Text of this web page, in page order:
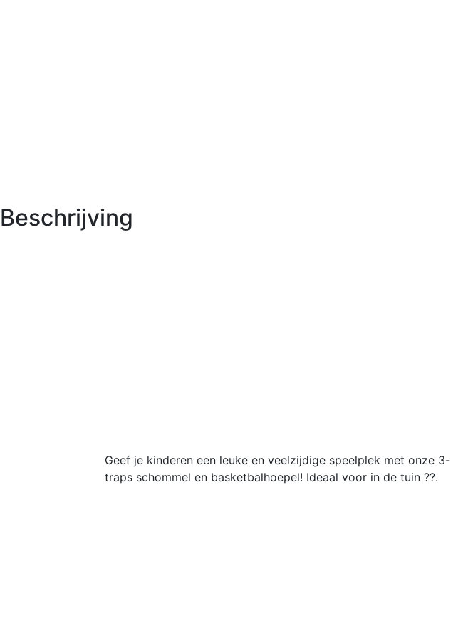
Beschrijving
Geef je kinderen een leuke en veelzijdige speelplek met onze 3-
traps schommel en basketbalhoepel! Ideaal voor in de tuin ??.